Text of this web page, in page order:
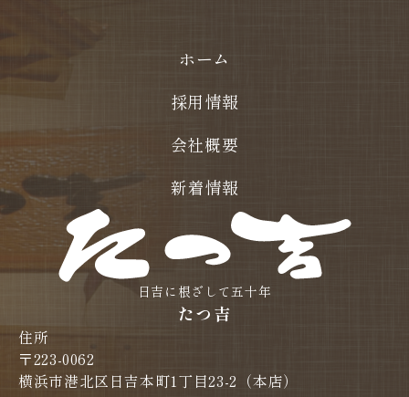
ホーム
採用情報
会社概要
新着情報
日吉に根ざして五十年
たつ吉
住所
〒223-0062
横浜市港北区日吉本町1丁目23-2（本店）